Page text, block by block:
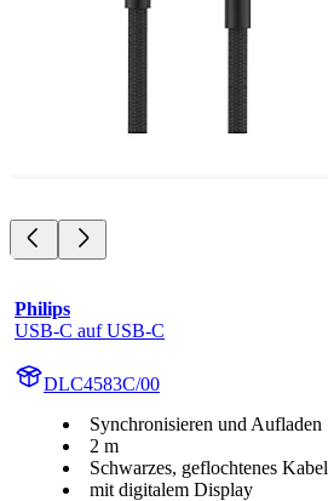
Philips
USB-C auf USB-C
DLC4583C/00
Synchronisieren und Aufladen
2 m
Schwarzes, geflochtenes Kabel
mit digitalem Display